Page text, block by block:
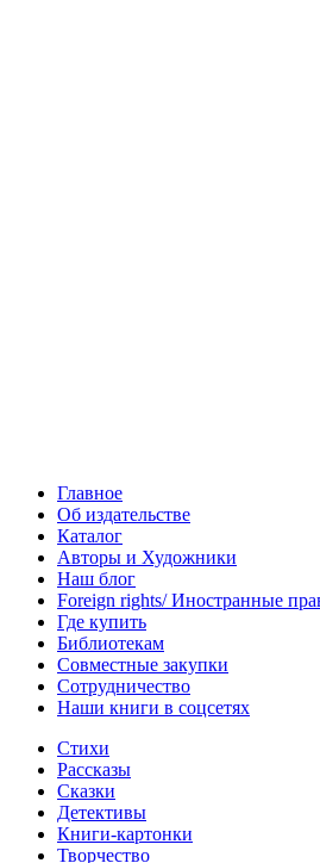
Главное
Об издательстве
Каталог
Авторы и Художники
Наш блог
Foreign rights/ Иностранные
Где купить
Библиотекам
Совместные закупки
Сотрудничество
Наши книги в соцсетях
Стихи
Рассказы
Сказки
Детективы
Книги-картонки
Творчество